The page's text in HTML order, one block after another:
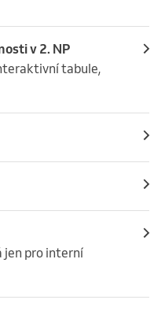
v 2. NP
tabule,
jen pro interní